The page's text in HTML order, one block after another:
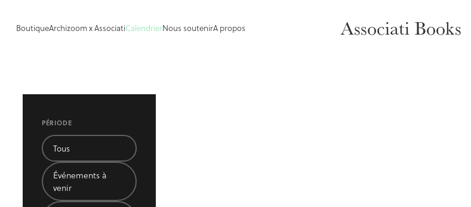
BoutiqueArchizoom x AssociatiCalendrierNous soutenirA propos Associati Books
PÉRIODE
Tous
Événements à
venir